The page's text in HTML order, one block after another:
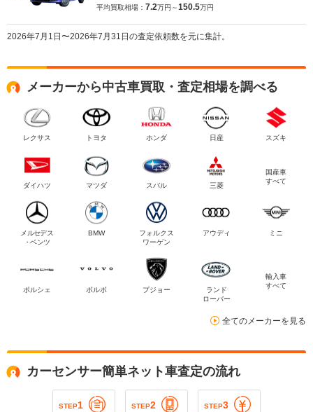
平均買取相場： 7.2万円～150.5万円
2026年7月1日〜2026年7月31日の査定依頼数を元に集計。
メーカーから中古車買取・査定相場を調べる
レクサス トヨタ ホンダ 日産 スズキ
ダイハツ マツダ スバル 三菱
国産車
すべて
メルセデス
・ベンツ
BMW
フォルクス
ワーゲン
アウディ ミニ
ポルシェ ボルボ プジョー
ランド
ローバー
輸入車
すべて
全てのメーカーを見る
カーセンサー簡単ネット車査定の流れ
STEP1 STEP2 STEP3